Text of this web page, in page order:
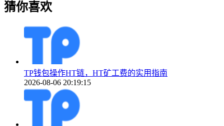
猜你喜欢
TP钱包操作HT链，HT矿工费的实用指南
2026-08-06 20:19:15